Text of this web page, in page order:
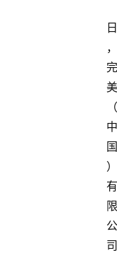
日
，
完
美
（
中
国
）
有
限
公
司